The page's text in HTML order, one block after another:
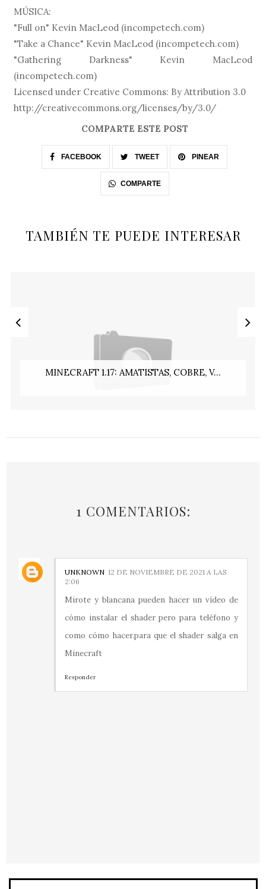
MÚSICA:
"Full on" Kevin MacLeod (incompetech.com)
"Take a Chance" Kevin MacLeod (incompetech.com)
"Gathering Darkness" Kevin MacLeod
(incompetech.com)
Licensed under Creative Commons: By Attribution 3.0
http://creativecommons.org/licenses/by/3.0/
COMPARTE ESTE POST
FACEBOOK TWEET PINEAR
COMPARTE
TAMBIÉN TE PUEDE INTERESAR
MINECRAFT 1.17: AMATISTAS, COBRE, V...
1 COMENTARIOS:
UNKNOWN 12 DE NOVIEMBRE DE 2021 A LAS
2:06
Mirote y blancana pueden hacer un vídeo de
cómo instalar el shader pero para teléfono y
como cómo hacer.para que el shader salga en
Minecraft
Responder